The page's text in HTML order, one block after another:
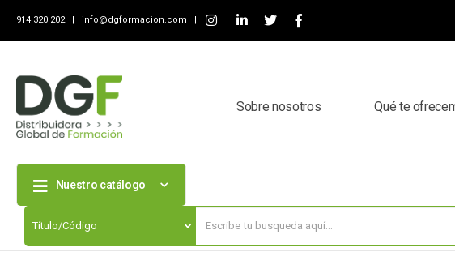
914 320 202 | info@dgformacion.com |
Sobre nosotros Qué te
Nuestro catálogo